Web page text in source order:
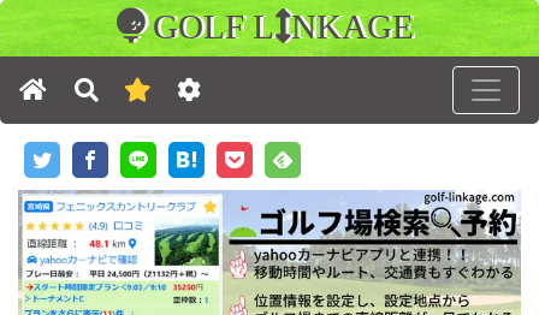
GOLF L NKAGE